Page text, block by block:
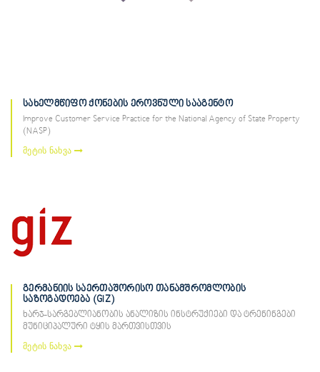
სახელმწიფო ქონების ეროვნული სააგენტო
Improve Customer Service Practice for the National Agency of State Property
(NASP)
მეტის ნახვა
გერმანიის საერთაშორისო თანამშრომლობის
საზოგადოება (GIZ)
ხარჯ-სარგებლიანობის ანალიზის ინსტრუქიები და ტრენინგები
მუნიციპალური ტყის მართვისთვის
მეტის ნახვა